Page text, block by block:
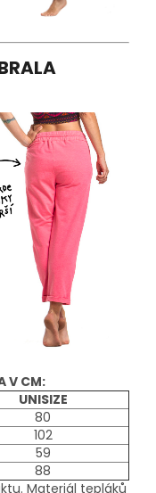
V CM:
UNISIZE
80
102
59
88
Materiál tepláků